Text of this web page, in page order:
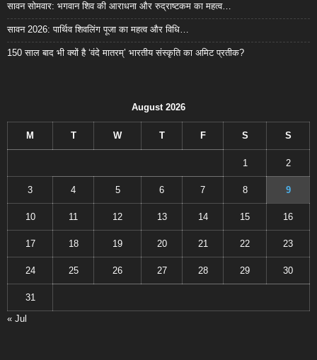
सावन सोमवार: भगवान शिव की आराधना और रुद्राष्टकम का महत्व…
सावन 2026: पार्थिव शिवलिंग पूजा का महत्व और विधि…
150 साल बाद भी क्यों है ‘वंदे मातरम्’ भारतीय संस्कृति का अमिट प्रतीक?
August 2026
M T W T F S S
1 2
3 4 5 6 7 8 9
10 11 12 13 14 15 16
17 18 19 20 21 22 23
24 25 26 27 28 29 30
31
« Jul